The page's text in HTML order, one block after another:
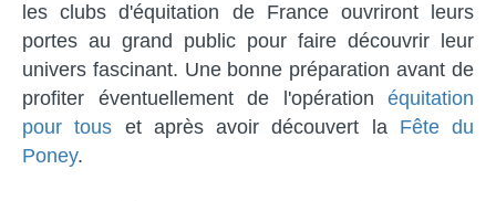
les clubs d'équitation de France ouvriront leurs
portes au grand public pour faire découvrir leur
univers fascinant. Une bonne préparation avant de
profiter éventuellement de l'opération équitation
pour tous et après avoir découvert la Fête du
Poney.